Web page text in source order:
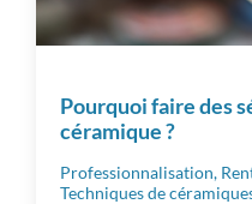
Professionnalisation
Pourquoi faire des
céramique ?
Professionnalisation,
Techniques de